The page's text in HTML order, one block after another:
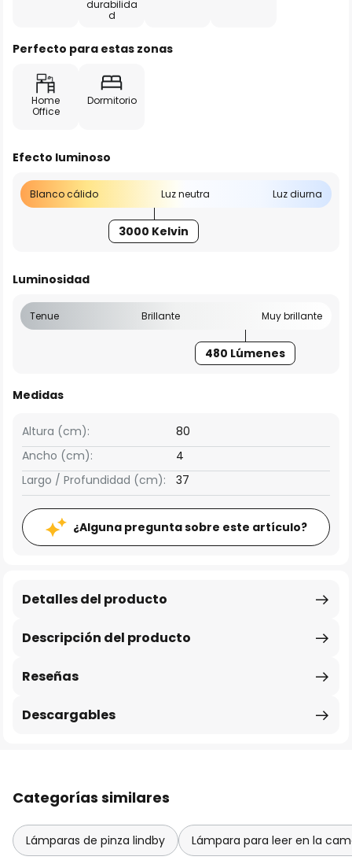
durabilida
d
Perfecto para estas zonas
Home
Office
Dormitorio
Efecto luminoso
Blanco cálido Luz neutra Luz diurna
3000 Kelvin
Luminosidad
Tenue Brillante Muy brillante
480 Lúmenes
Medidas
Ancho (cm): 4
Altura (cm): 80
Largo / Profundidad (cm): 37
¿Alguna pregunta sobre este artículo?
Descripción del producto
Detalles del producto
Reseñas
Descargables
Categorías similares
Lámparas de pinza lindby Lámpara para leer en la